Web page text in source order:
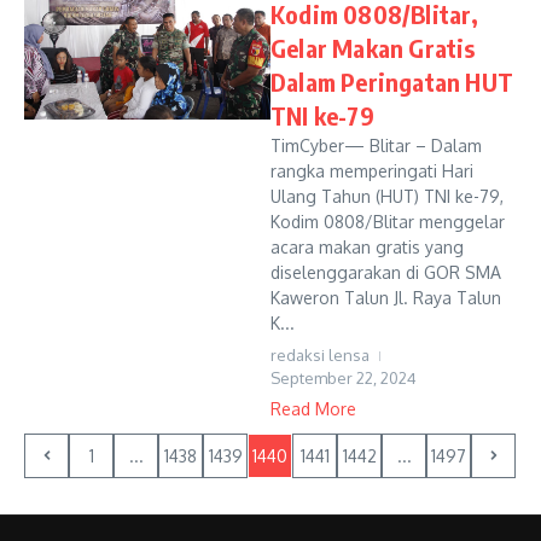
Kodim 0808/Blitar,
Gelar Makan Gratis
Dalam Peringatan HUT
TNI ke-79
TimCyber— Blitar – Dalam
rangka memperingati Hari
Ulang Tahun (HUT) TNI ke-79,
Kodim 0808/Blitar menggelar
acara makan gratis yang
diselenggarakan di GOR SMA
Kaweron Talun Jl. Raya Talun
K...
redaksi lensa
September 22, 2024
Read More
1 ... 1438 1439 1440 1441 1442 ... 1497